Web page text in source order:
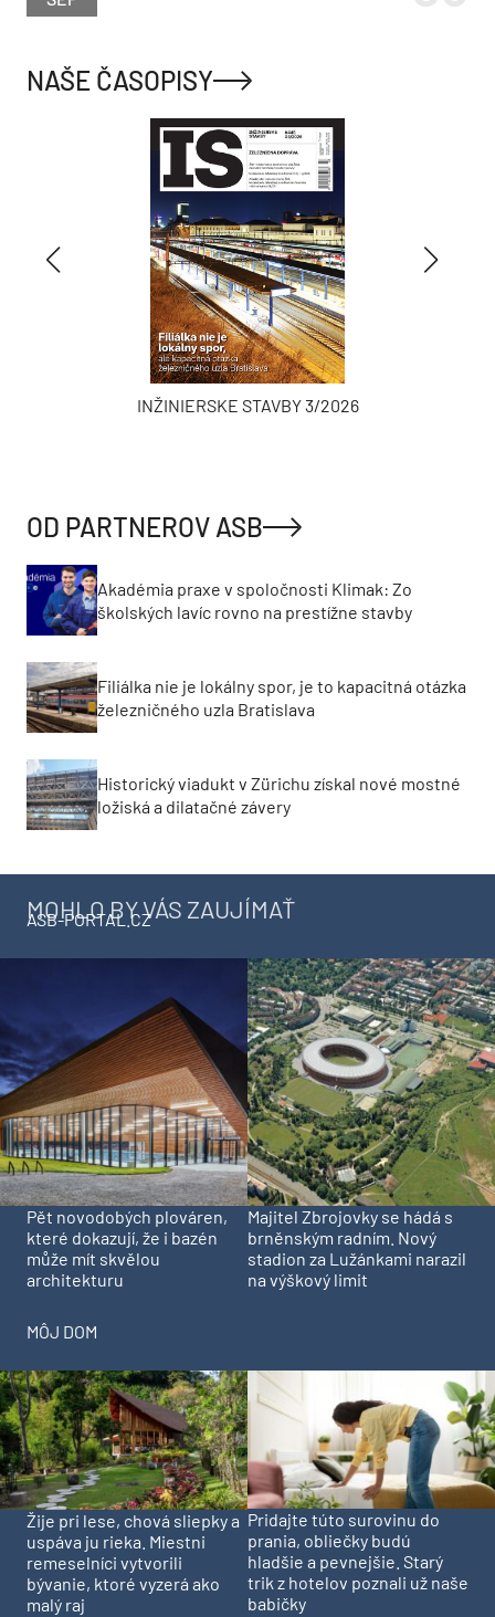
NAŠE ČASOPISY
INŽINIERSKE STAVBY 3/2026
OD PARTNEROV ASB
Akadémia praxe v spoločnosti Klimak: Zo
školských lavíc rovno na prestížne stavby
Filiálka nie je lokálny spor, je to kapacitná otázka
železničného uzla Bratislava
Historický viadukt v Zürichu získal nové mostné
ložiská a dilatačné závery
MOHLO BY VÁS ZAUJÍMAŤ
ASB-PORTAL.CZ
Pět novodobých plováren,
které dokazují, že i bazén
může mít skvělou
architekturu
Majitel Zbrojovky se hádá s
brněnským radním. Nový
stadion za Lužánkami narazil
na výškový limit
MÔJ DOM
Žije pri lese, chová sliepky a
uspáva ju rieka. Miestni
remeselníci vytvorili
bývanie, ktoré vyzerá ako
malý raj
Pridajte túto surovinu do
prania, obliečky budú
hladšie a pevnejšie. Starý
trik z hotelov poznali už naše
babičky